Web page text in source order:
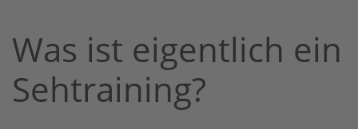
Was ist eigentlich ein
Sehtraining?